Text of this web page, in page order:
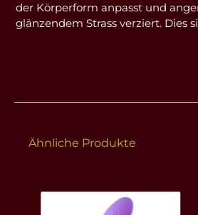
der Körperform anpasst und
glänzendem Strass verziert. Dies
Ähnliche Produkte